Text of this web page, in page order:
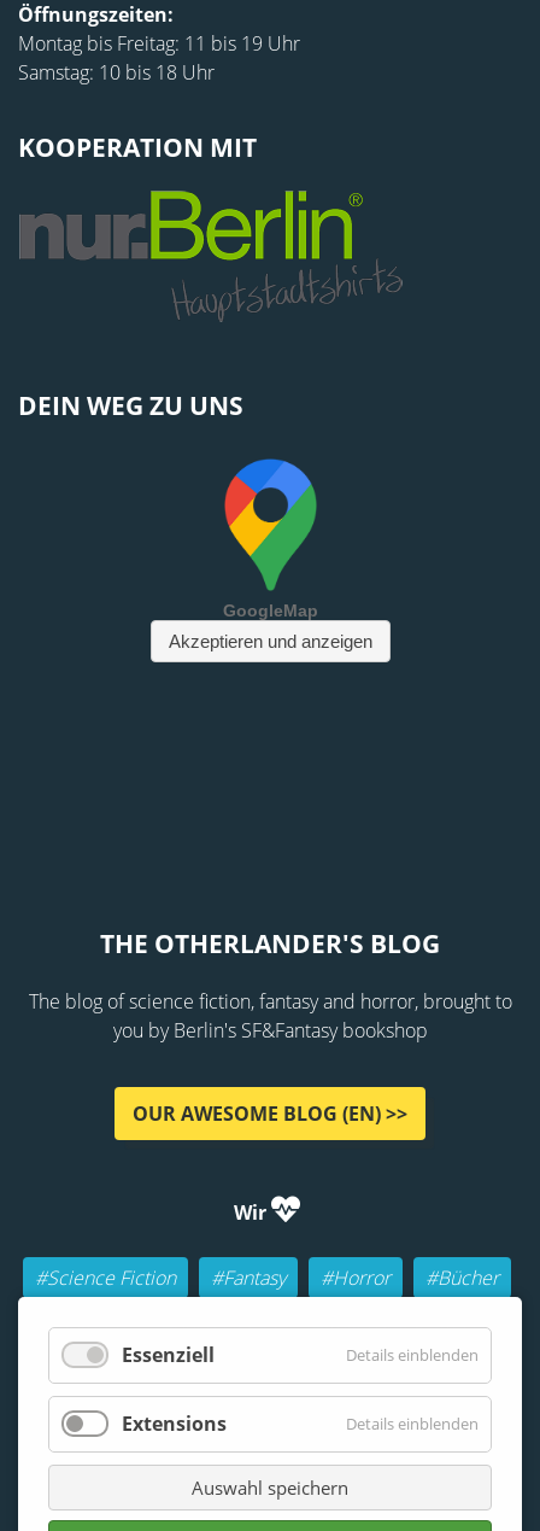
Öffnungszeiten:
Montag bis Freitag: 11 bis 19 Uhr
Samstag: 10 bis 18 Uhr
KOOPERATION MIT
DEIN WEG ZU UNS
THE OTHERLANDER'S BLOG
The blog of science fiction, fantasy and horror, brought to
you by Berlin's SF&Fantasy bookshop
OUR AWESOME BLOG (EN) >>
Wir
#Science Fiction #Fantasy #Horror
#Bücher
#Autoren
#Buch-Geeks
#Rollenspiele (RPGs)
Essenziell Details einblenden
Extensions Details einblenden
Auswahl speichern